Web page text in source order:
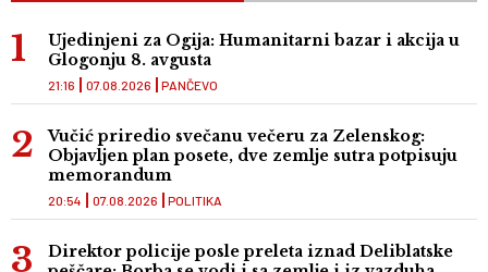
Ujedinjeni za Ogija: Humanitarni bazar i akcija u
Glogonju 8. avgusta
PANČEVO
21:16 07.08.2026
Vučić priredio svečanu večeru za Zelenskog:
Objavljen plan posete, dve zemlje sutra potpisuju
memorandum
POLITIKA
20:54 07.08.2026
Direktor policije posle preleta iznad Deliblatske